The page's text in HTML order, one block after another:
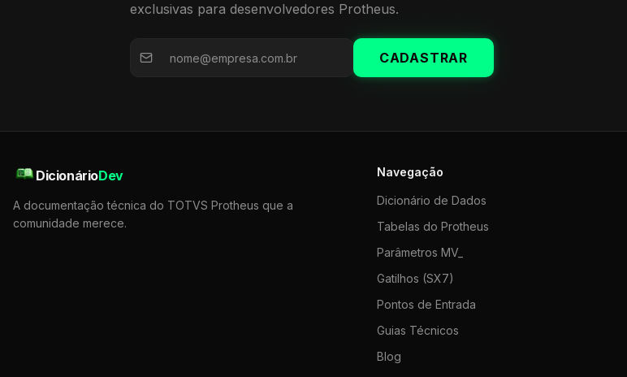
exclusivas para desenvolvedores Protheus.
CADASTRAR
DicionárioDev
A documentação técnica do TOTVS Protheus que a
comunidade merece.
Navegação
Dicionário de Dados
Tabelas do Protheus
Parâmetros MV_
Gatilhos (SX7)
Pontos de Entrada
Guias Técnicos
Blog